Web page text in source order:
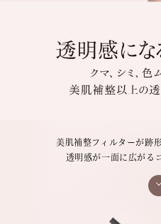
美肌補整フィルターが跡
透明感が一面に広がる
触れた瞬間を感じさせな